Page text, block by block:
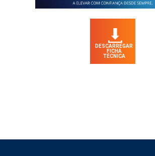
DESCARREGAR
FICHA
TÉCNICA